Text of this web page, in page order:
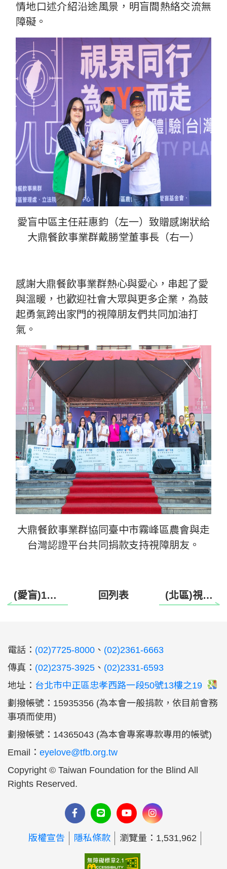
情地口述介紹沿途風景，明盲間熱絡交流無
障礙。
愛盲中區主任莊惠鈞（左一）致贈感謝狀給
大鼎餐飲事業群戴勝堂董事長（右一）
感謝大鼎餐飲事業群熱心與愛心，串起了愛
與溫暖，也歡迎社會大眾與更多企業，為鼓
起勇氣跨出家門的視障朋友們共同加油打
氣。
大鼎餐飲事業群協同臺中市霧峰區農會與走
台灣認證平台共同捐款支持視障朋友。
(愛盲)113年度第一期視障學生助學金錄取名單 回列表 (北區)視力退化後，一起優雅、自在過生活 家庭日活動
電話： (02)7725-8000 、 (02)2361-6663
傳真： (02)2375-3925 、 (02)2331-6593
地址： 台北市中正區忠孝西路一段50號13樓之19
劃撥帳號：15935356 (為本會一般捐款，依目前會務
事項而使用)
劃撥帳號：14365043 (為本會專案專款專用的帳號)
Email： eyelove@tfb.org.tw
Copyright © Taiwan Foundation for the Blind All
Rights Reserved.
版權宣告 隱私條款 瀏覽量：1,531,962